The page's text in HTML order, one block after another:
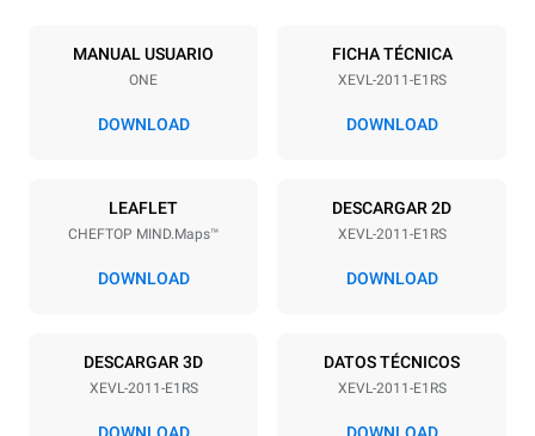
20 GN 1/1
Distancia entre bandejas
380-415V 3N~ / 220-240V
3~
35,5 kW
50 / 60 Hz NO INCLUIDO
MANUAL USUARIO
ONE
DOWNLOAD
FICHA TÉCNICA
XEVL-2011-E1RS
DOWNLOAD
LEAFLET
CHEFTOP MIND.Maps™
DOWNLOAD
DESCARGAR 2D
XEVL-2011-E1RS
DOWNLOAD
DESCARGAR 3D
XEVL-2011-E1RS
DATOS TÉCNICOS
XEVL-2011-E1RS